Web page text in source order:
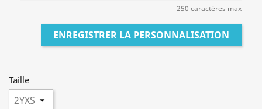
250 caractères max
ENREGISTRER LA PERSONNALISATION
Taille